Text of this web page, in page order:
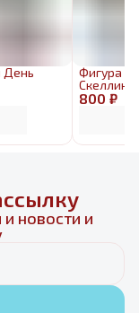
День
800 ₽
Фигура
новости и